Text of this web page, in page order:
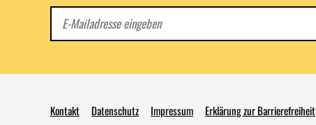
Mail
Kontakt Datenschutz Impressum Erklärung zur Barrierefreiheit